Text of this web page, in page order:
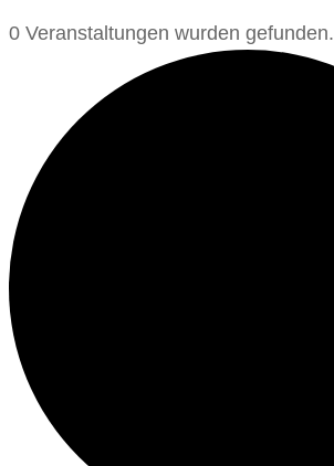
0 Veranstaltungen wurden gefunden.